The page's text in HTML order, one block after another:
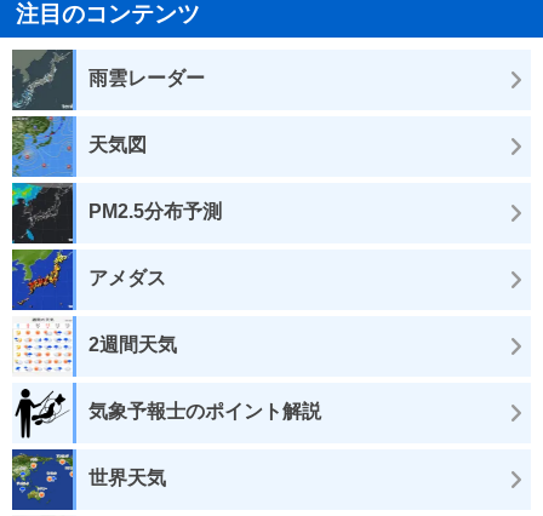
注目のコンテンツ
雨雲レーダー
天気図
PM2.5分布予測
アメダス
2週間天気
気象予報士のポイント解説
世界天気